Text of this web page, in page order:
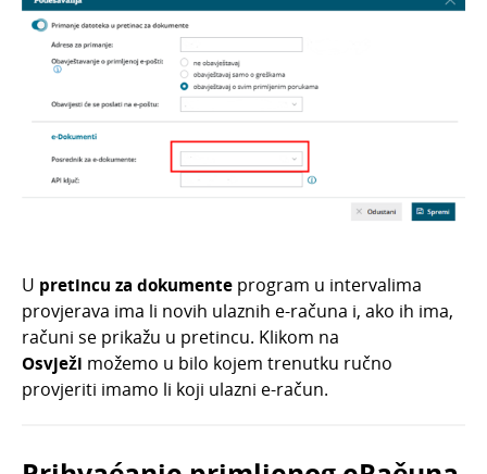
Knjiženje izlaznih računa
Masovne obrade
Ponude
Otvorene stavke
Dnevni utržak
Blagajna
Maloprodaja
Bankovni izvodi
U pretincu za dokumente program u intervalima
provjerava ima li novih ulaznih e-računa i, ako ih ima,
računi se prikažu u pretincu. Klikom na
Osvježi možemo u bilo kojem trenutku ručno
provjeriti imamo li koji ulazni e-račun.